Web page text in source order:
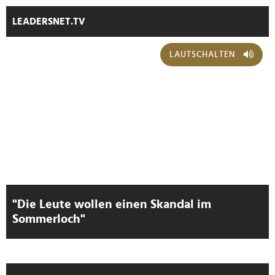
LEADERSNET.TV
LAUTSCHALTEN
"Die Leute wollen einen Skandal im
Sommerloch"